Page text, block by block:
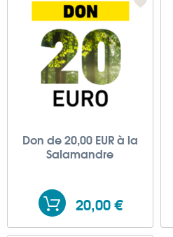
Don de 20,00 EUR à la
Salamandre
20,00 €